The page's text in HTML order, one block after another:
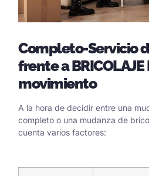
Completo-Servicio
frente aBRICOLAJE
movimiento
A la hora de decidir entre una
completo o una mudanza de
cuenta varios factores: